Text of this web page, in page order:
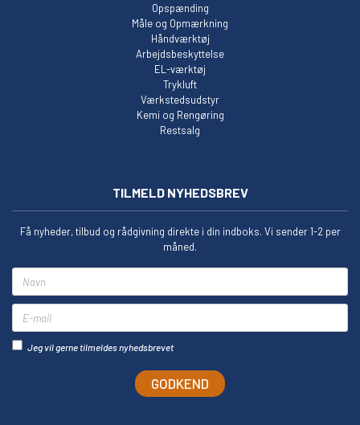
Opspænding
Måle og Opmærkning
Håndværktøj
Arbejdsbeskyttelse
EL-værktøj
Trykluft
Værkstedsudstyr
Kemi og Rengøring
Restsalg
TILMELD NYHEDSBREV
Få nyheder, tilbud og rådgivning direkte i din indboks. Vi sender 1-2 per
måned.
Jeg vil gerne tilmeldes nyhedsbrevet
GODKEND